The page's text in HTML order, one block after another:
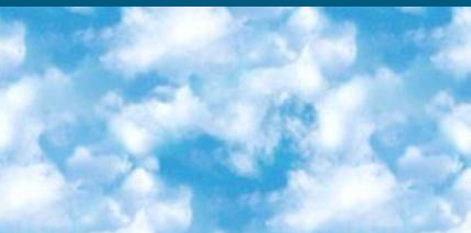
информации. 6. «ПостНаука» На этом ресурсе публикуют подборки видеолекций, составленные экспертами из разных отраслей и объединённые общими темами. Среди них, к примеру, есть серии «Биоинформатика и геномика», «Культура средневековой Скандинавии» и Cinema Studies о теории кино. Каждая подборка лекций — логически связанная история, рассказанная экспертом от первого лица. Кроме того, на сайте появляются научно-образовательные статьи и тесты на разные темы. 7. «Newочём» Команда проекта «Newочём» отбирает самые интересные тексты из англоязычных СМИ и переводит те из них, за которые голосуют участники сообщества «ВКонтакте». По большей части это научно-популярные статьи. Редакторы придумывают лишь заголовки, в остальном содержание переводов соответствует оригиналам. Полные тексты можно читать прямо в социальной сети. 8. InternetUrok Онлайн-база материалов по основным дисциплинам школьной программы. Информация на сайте структурирована по классам, предметам и темам (урокам). Каждый урок состоит из видеолекций и конспектов. Есть также интерактивные тренажёры и тесты для закрепления пройденного материала. Даже если вы давно окончили школу, возможность повторить программу старших классов всегда может пригодиться. 9. Edutainme Ещё один ресурс об образовании. В отличие от Newtonew, как мне кажется, Edutainme больше ориентируется на представителей индустрии: педагогов, предпринимателей, разработчиков образовательных проектов. Но и любой, кто просто стремится к саморазвитию, найдёт на сайте много полезного и интересного для себя. Например, информацию о новых курсах и образовательных сервисах. 10. Newtonew Онлайн-медиа об образовании и обучении в широком смысле. Авторы Newtonew пишут об инструментах, заведениях, тактиках и стратегиях, которые помогают учить других и получать новые знания самостоятельно. На этой площадке вы найдёте новости, обзоры, аналитические мат